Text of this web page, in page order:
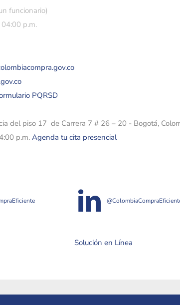
funcionario)
p.m.
PQRSD
del piso 17 de Carrera 7 # 26 – 20 - Bogotá,
p.m.Agenda tu cita presencial
Solución en Línea